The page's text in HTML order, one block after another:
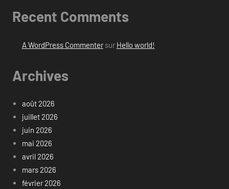
Recent Comments
A WordPress Commentersur Hello world!
Archives
août 2026
juillet 2026
juin 2026
mai 2026
avril 2026
mars 2026
février 2026